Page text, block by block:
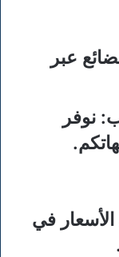
عبر
: نوفر
في